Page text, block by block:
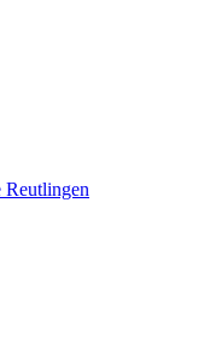
Reutlingen